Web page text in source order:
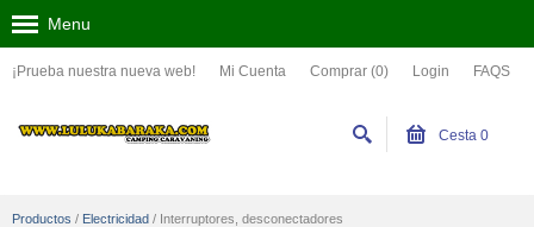
¡Prueba nuestra nueva web! Mi Cuenta Comprar (0) Login FAQS
Menu
Cesta 0
Productos / Electricidad / Interruptores, desconectadores